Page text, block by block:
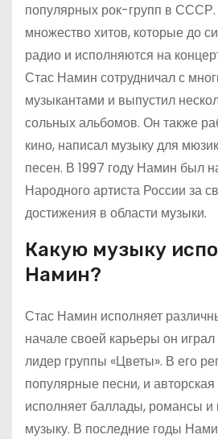
популярных рок-групп в СССР.
множество хитов, которые до
радио и исполняются на
Стас Намин сотрудничал с
музыкантами и выпустил
сольных альбомов. Он также
кино, написал музыку для
песен. В 1997 году Намин был
Народного артиста России за
достижения в области музыки.
Какую музыку
Намин?
Стас Намин исполняет
начале своей карьеры он
лидер группы «Цветы». В его
популярные песни, и
исполняет баллады, романсы и
музыку. В последние годы